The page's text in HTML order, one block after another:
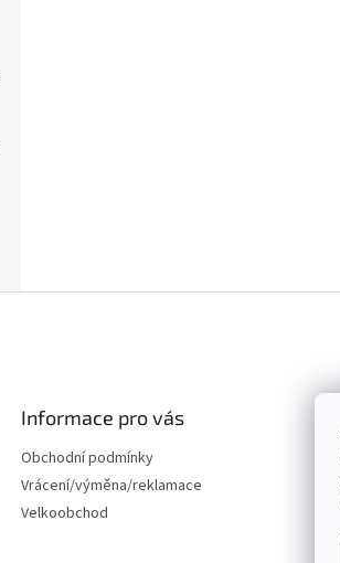
Informace pro vás
Obchodní podmínky
Vrácení/výměna/reklamace
Velkoobchod